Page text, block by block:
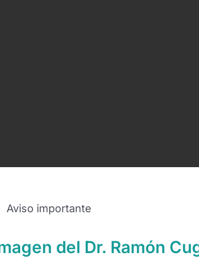
Aviso importante
del Dr. Ramón